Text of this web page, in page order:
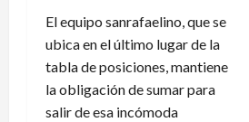
El equipo sanrafaelino, que se
ubica en el último lugar de la
tabla de posiciones, mantiene
la obligación de sumar para
salir de esa incómoda